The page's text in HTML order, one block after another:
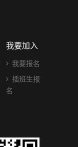
我要加入
我要报名
插班生报
名